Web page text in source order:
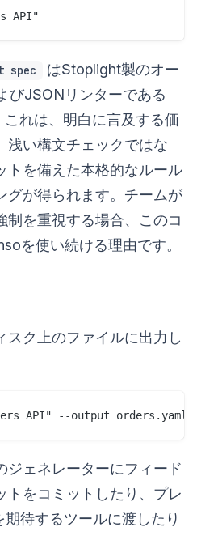
spec
はStoplight製のオー
びJSONリンターである
これは、明白に言及する価
浅い構文チェックではな
トを備えた本格的なルール
グが得られます。チームが
制を重視する場合、このコ
を使い続ける理由です。
スク上のファイルに出力し
ジェネレーターにフィード
トをコミットしたり、プレ
待するツールに渡したり